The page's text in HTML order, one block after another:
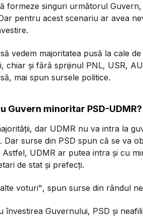
formeze singuri următorul
pentru acest scenariu ar avea
vedem majoritatea pusă la cale
și fără sprijinul PNL, USR,
mai spun sursele politice.
Guvern minoritar PSD-UDMR?
dar UDMR nu va intra la
Dar surse din PSD spun că se va
Astfel, UDMR ar putea intra și cu
de stat și prefecți.
voturi", spun surse din rândul
Guvernului, PSD și